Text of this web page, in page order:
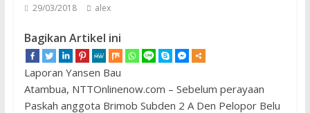
29/03/2018 alex
Bagikan Artikel ini
Laporan Yansen Bau
Atambua, NTTOnlinenow.com – Sebelum perayaan
Paskah anggota Brimob Subden 2 A Den Pelopor Belu